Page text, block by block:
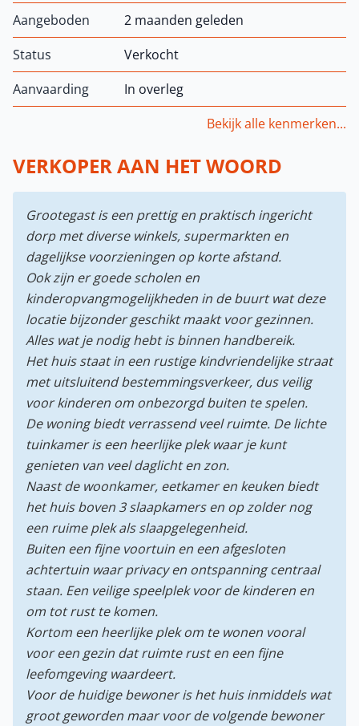
Aangeboden
2 maanden geleden
Status
Verkocht
Aanvaarding
In overleg
Bekijk alle kenmerken...
VERKOPER AAN HET WOORD
Grootegast is een prettig en praktisch ingericht
dorp met diverse winkels, supermarkten en
dagelijkse voorzieningen op korte afstand.
Ook zijn er goede scholen en
kinderopvangmogelijkheden in de buurt wat deze
locatie bijzonder geschikt maakt voor gezinnen.
Alles wat je nodig hebt is binnen handbereik.
Het huis staat in een rustige kindvriendelijke straat
met uitsluitend bestemmingsverkeer, dus veilig
voor kinderen om onbezorgd buiten te spelen.
De woning biedt verrassend veel ruimte. De lichte
tuinkamer is een heerlijke plek waar je kunt
genieten van veel daglicht en zon.
Naast de woonkamer, eetkamer en keuken biedt
het huis boven 3 slaapkamers en op zolder nog
een ruime plek als slaapgelegenheid.
Buiten een fijne voortuin en een afgesloten
achtertuin waar privacy en ontspanning centraal
staan. Een veilige speelplek voor de kinderen en
om tot rust te komen.
Kortom een heerlijke plek om te wonen vooral
voor een gezin dat ruimte rust en een fijne
leefomgeving waardeert.
Voor de huidige bewoner is het huis inmiddels wat
groot geworden maar voor de volgende bewoner